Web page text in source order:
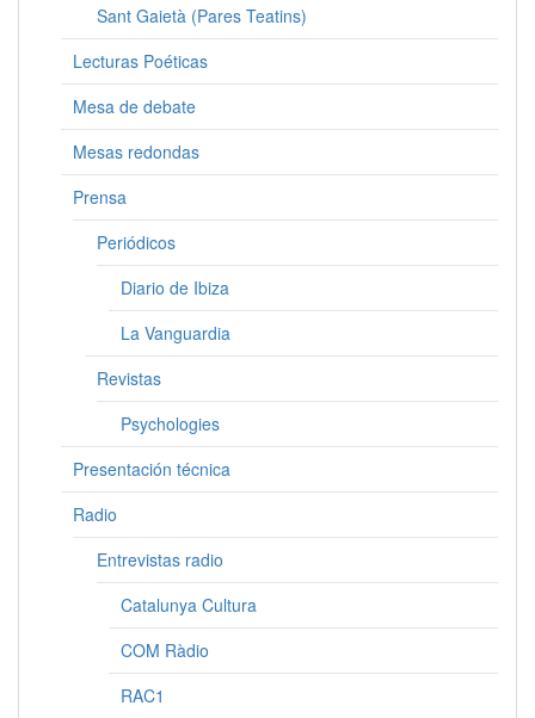
Sant Gaietà (Pares Teatins)
Lecturas Poéticas
Mesa de debate
Mesas redondas
Prensa
Periódicos
Diario de Ibiza
La Vanguardia
Revistas
Psychologies
Presentación técnica
Radio
Entrevistas radio
Catalunya Cultura
COM Ràdio
RAC1